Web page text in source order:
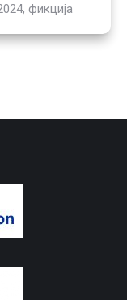
фикција